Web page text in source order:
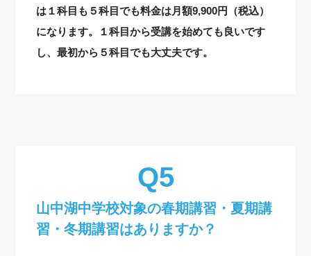
は１科目も５科目でも料金は月額9,900円（税込）
になります。１科目から受講を始めても良いです
し、最初から５科目でも大丈夫です。
山中湖中学校対象の春期講習・夏期講
習・冬期講習はありますか？